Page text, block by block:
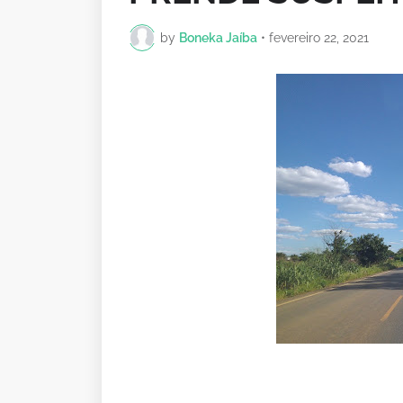
by Boneka Jaíba • fevereiro 22, 2021